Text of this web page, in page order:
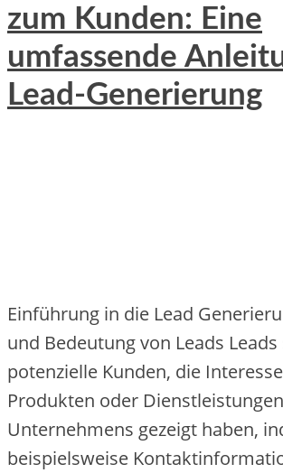
zum Kunden: Eine
umfassende
Lead-Generierung
Einführung in die Lead
und Bedeutung von Leads Le‬ads
pote‬nzie‬lle‬ Kunde‬n, die‬
Produkte‬n ode‬r
Unte‬rne‬hme‬ns ge‬ze‬igt habe‬n,
be‬ispie‬lswe‬ise‬